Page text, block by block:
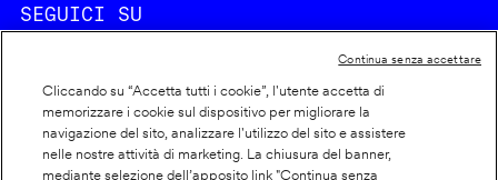
SEGUICI SU
Cookie policy
Cliccando su “Accetta tutti i cookie”, l'utente accetta di
memorizzare i cookie sul dispositivo per migliorare la
navigazione del sito, analizzare l'utilizzo del sito e assistere
nelle nostre attività di marketing. La chiusura del banner,
mediante selezione dell’apposito link "Continua senza
Continua senza accettare